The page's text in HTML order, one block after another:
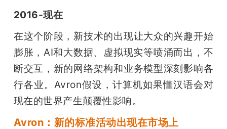
2016-现在
在这个阶段，新技术的出现让大众的兴趣开始
膨胀，AI和大数据、虚拟现实等喷涌而出，不
断交互，新的网络架构和业务模型深刻影响各
行各业。Avron假设，计算机如果懂汉语会对
现在的世界产生颠覆性影响。
Avron：新的标准活动出现在市场上